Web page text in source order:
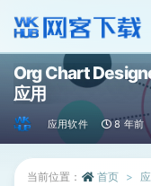
Org Chart
应用
应用软件 8 年前
当前位置： 首页
全部